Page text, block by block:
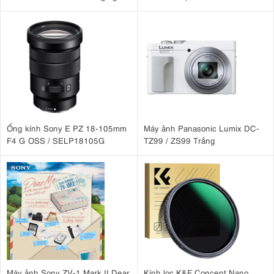
3.3. Chụp liên tiếp đến 100 lần ở công suất tối đa
Godox V1Pro N được thiết kế để đáp ứng nhu cầu làm việc trong
những môi trường chụp ảnh tốc độ cao với
khả năng nháy liên tục lên
đến 100 lần ở công suất tối đa
trước khi kích hoạt cơ chế bảo vệ
nhiệt. Tính năng này giúp đèn duy trì hiệu suất ổn định, hạn chế gián
đoạn trong quá trình tác nghiệp, đặc biệt phù hợp với các nhiếp ảnh
gia chuyên chụp cưới, sự kiện, phóng sự hoặc những khoảnh khắc
cần tốc độ phản hồi nhanh.
3.4. Tốc độ hồi đèn nhanh chỉ 1,3 giây
Với thời gian hồi đèn chỉ khoảng 1,3 giây ở công suất tối đa, Godox
V1Pro N cho phép người dùng nhanh chóng tiếp tục chụp sau mỗi
lần phát sáng.
Tốc độ hồi nhanh giúp nhiếp ảnh gia dễ dàng bắt trọn những khoảnh
khắc liên tiếp trong các buổi chụp cưới, sự kiện hoặc ảnh đời thường,
nơi tốc độ phản hồi của thiết bị đóng vai trò rất quan trọng.
Ống kính Sony E PZ 18-105mm
F4 G OSS / SELP18105G
Máy ảnh Panasonic Lumix DC-
TZ99 / ZS99 Trắng